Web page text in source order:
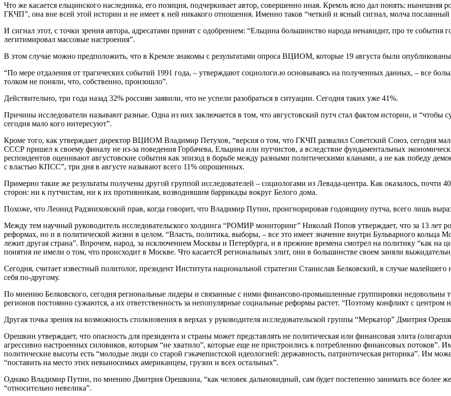
Что же касается ельцинского наследника, его позиция, подчеркивает автор, совершенно иная. Кремль ясно дал понять: нынешняя
ГКЧП”, она вне всей этой истории и не имеет к ней никакого отношения. Именно таков “четкий и ясный сигнал, молча
И сигнал этот, с точки зрения автора, адресатами принят с одобрением: “Ельцина большинство народа ненавидит, про те события
легитимировал массовые настроения”.
В этом случае можно предположить, что в Кремле знакомы с результатами опроса ВЦИОМ, которые 19 августа были опубликованы
“По мере отдаления от трагических событий 1991 года, – утверждают социологи.ю основываясь на полученных данных, – все
толком не поняли, что, собственно, произошло”.
Действительно, три года назад 32% россиян заявили, что не успели разобраться в ситуации. Сегодня таких уже 41%.
Причины исследователи называют разные. Одна из них заключается в том, что августовский путч стал фактом истории, и “чтобы
сегодня мало кого интересуют”.
Кроме того, как утверждает директор ВЦИОМ Владимир Петухов, “версия о том, что ГКЧП развалил Советский Союз, сегодня
СССР пришел к своему финалу не из-за поведения Горбачева, Ельцина или путчистов, а вследствие фундаментальных
респондентов оценивают августовские события как эпизод в борьбе между разными политическими кланами, а не как победу
с властью КПСС”, три дня в августе называют всего 11% опрошенных.
Примерно такие же результаты получены другой группой исследователей – социологами из Левада-центра. Как оказалось,
сторон: ни к путчистам, ни к их противникам, возводившим баррикады вокруг Белого дома.
Похоже, что Леонид Радзииховский прав, когда говорит, что Владимир Путин, проигнорировав годовщину путча, всего лишь
Между тем научный руководитель исследовательского холдинга “РОМИР мониторинг” Николай Попов утверждает, что за 13 лет
реформах, но и в политической жизни в целом. “Власть, политика, выборы, – все это имеет значение внутри Бульварного кольца
лежит другая страна”. Впрочем, народ, за исключением Москвы и Петербурга, и в прежние времена смотрел на политику “как на
понятия не имели о том, что происходит в Москве. Что касаетсЯ региональных элит, они в большинстве своем заняли
Сегодня, считает известный политолог, президент Института национальной стратегии Станислав Белковский, в случае
себя по-другому.
По мнению Белковского, сегодня региональные лидеры и связанные с ними финансово-промышленные группировки недовольны
регионов постоянно сужаются, а их ответственность за непопулярные социальные реформы растет. “Поэтому конфликт с
Другая точка зрения на возможность столкновения в верхах у руководителя исследовательской группы “Меркатор” Дмитрия
Орешкин утверждает, что опасность для президента и страны может представлять не политическая или финансовая элита
агрессивно настроенных силовиков, которым “не хватило”, которые еще не пристроились к потреблению финансовых потоков”.
политические высоты есть “молодые люди со старой гэкачепистской идеологией: державность, патриотическая риторика”. Им
“поставить на место этих невыносимых американцеы, грузин и всех остальных”.
Однако Владимир Путин, по мнению Дмитрия Орешкина, “как человек дальновидный, сам будет постепенно занимать все более
“относительно невелика”.